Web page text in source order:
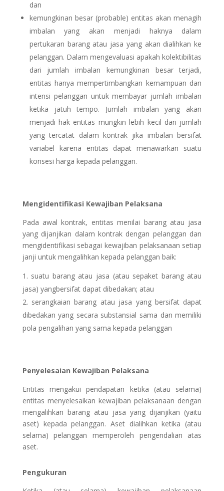
dan
kemungkinan besar (probable) entitas akan menagih
imbalan yang akan menjadi haknya dalam
pertukaran barang atau jasa yang akan dialihkan ke
pelanggan. Dalam mengevaluasi apakah kolektibilitas
dari jumlah imbalan kemungkinan besar terjadi,
entitas hanya mempertimbangkan kemampuan dan
intensi pelanggan untuk membayar jumlah imbalan
ketika jatuh tempo. Jumlah imbalan yang akan
menjadi hak entitas mungkin lebih kecil dari jumlah
yang tercatat dalam kontrak jika imbalan bersifat
variabel karena entitas dapat menawarkan suatu
konsesi harga kepada pelanggan.
Mengidentifikasi Kewajiban Pelaksana
Pada awal kontrak, entitas menilai barang atau jasa
yang dijanjikan dalam kontrak dengan pelanggan dan
mengidentifikasi sebagai kewajiban pelaksanaan setiap
janji untuk mengalihkan kepada pelanggan baik:
suatu barang atau jasa (atau sepaket barang atau
jasa) yangbersifat dapat dibedakan; atau
serangkaian barang atau jasa yang bersifat dapat
dibedakan yang secara substansial sama dan memiliki
pola pengalihan yang sama kepada pelanggan
Penyelesaian Kewajiban Pelaksana
Entitas mengakui pendapatan ketika (atau selama)
entitas menyelesaikan kewajiban pelaksanaan dengan
mengalihkan barang atau jasa yang dijanjikan (yaitu
aset) kepada pelanggan. Aset dialihkan ketika (atau
selama) pelanggan memperoleh pengendalian atas
aset.
Pengukuran